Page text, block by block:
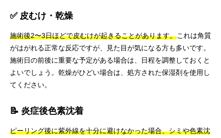
✅ 皮むけ・乾燥
施術後2〜3日ほどで皮むけが起きることがあります。これは角質
がはがれる正常な反応ですが、見た目が気になる方も多いです。
施術日の前後に重要な予定がある場合は、日程を調整しておくと
よいでしょう。乾燥がひどい場合は、処方された保湿剤を使用し
てください。
📝 炎症後色素沈着
ピーリング後に紫外線を十分に避けなかった場合、シミや色素沈